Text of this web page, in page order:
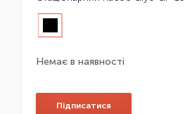
Немає в наявності
Підписатися